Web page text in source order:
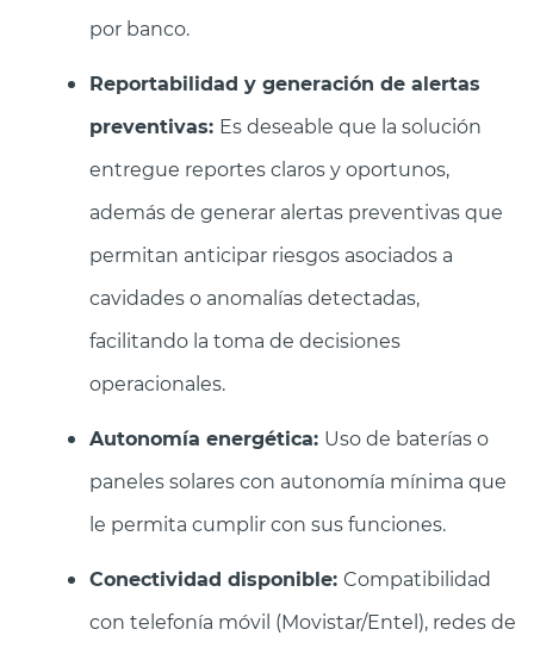
por banco.
Reportabilidad y generación de alertas
preventivas: Es deseable que la solución
entregue reportes claros y oportunos,
además de generar alertas preventivas que
permitan anticipar riesgos asociados a
cavidades o anomalías detectadas,
facilitando la toma de decisiones
operacionales.
Autonomía energética: Uso de baterías o
paneles solares con autonomía mínima que
le permita cumplir con sus funciones.
Conectividad disponible: Compatibilidad
con telefonía móvil (Movistar/Entel), redes de